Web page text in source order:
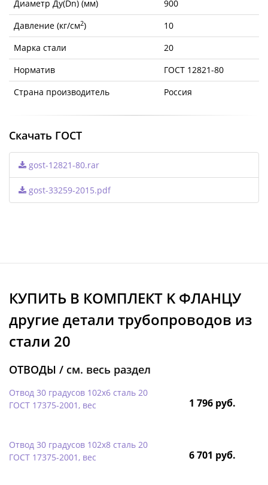
Диаметр Ду(Dn) (мм)
900
Давление (кг/см2)
10
Марка стали
20
Норматив
ГОСТ 12821-80
Страна производитель
Россия
Скачать ГОСТ
gost-12821-80.rar
gost-33259-2015.pdf
КУПИТЬ В КОМПЛЕКТ K ФЛАНЦУ
другие детали трубопроводов из
стали 20
ОТВОДЫ / см. весь раздел
Отвод 30 градусов 102х6 сталь 20
ГОСТ 17375-2001, вес
1 796 руб.
Отвод 30 градусов 102х8 сталь 20
ГОСТ 17375-2001, вес
6 701 руб.